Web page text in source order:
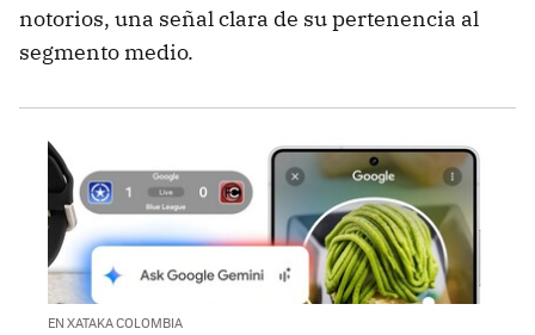
notorios, una señal clara de su pertenencia al
segmento medio.
EN XATAKA COLOMBIA